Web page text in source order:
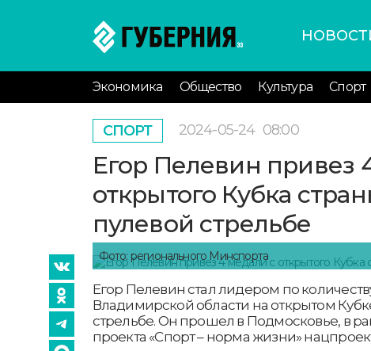
Экономика Общество Культура Спорт
СПОРТ 2024-05-24 08:00
Егор Пелевин привез
открытого Кубка
пулевой стрельбе
Фото: регионального Минспорта
Егор Пелевин стал лидером по
Владимирской области на открытом
стрельбе. Он прошел в Подмосковье, в
проекта «Спорт – норма жизни»